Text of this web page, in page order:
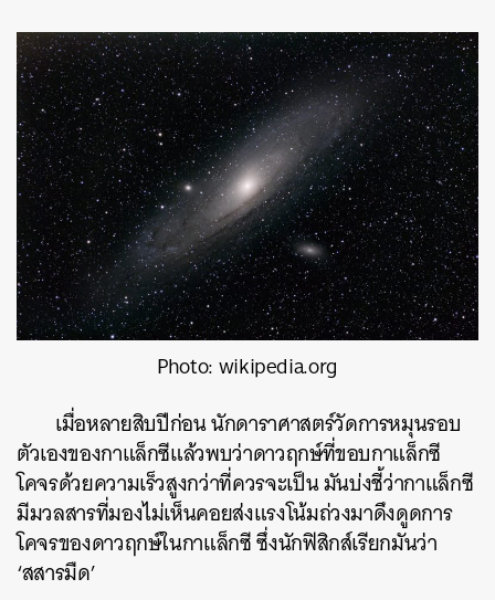
Photo: wikipedia.org
เมื่อหลายสิบปีก่อน นักดาราศาสตร์วัดการหมุนรอบ
ตัวเองของกาแล็กซีแล้วพบว่าดาวฤกษ์ที่ขอบกาแล็กซี
โคจรด้วยความเร็วสูงกว่าที่ควรจะเป็น มันบ่งชี้ว่ากาแล็กซี
มีมวลสารที่มองไม่เห็นคอยส่งแรงโน้มถ่วงมาดึงดูดการ
โคจรของดาวฤกษ์ในกาแล็กซี ซึ่งนักฟิสิกส์เรียกมันว่า
‘สสารมืด’
ค้นหา
SHARE TWEET LINE EMAIL